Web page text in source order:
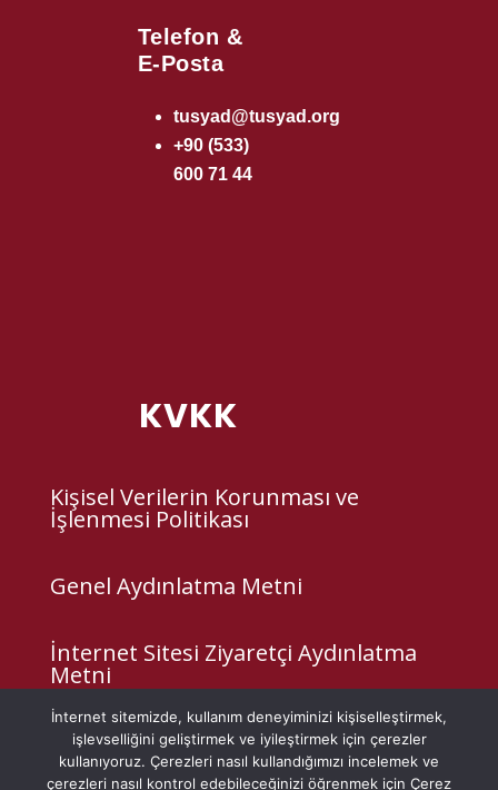
Telefon &
E-Posta
tusyad@tusyad.org
+90 (533)
600 71 44
KVKK
Kişisel Verilerin Korunması ve
İşlenmesi Politikası
Genel Aydınlatma Metni
İnternet Sitesi Ziyaretçi Aydınlatma
Metni
Çerez Politikası
İnternet sitemizde, kullanım deneyiminizi kişiselleştirmek,
işlevselliğini geliştirmek ve iyileştirmek için çerezler
kullanıyoruz. Çerezleri nasıl kullandığımızı incelemek ve
çerezleri nasıl kontrol edebileceğinizi öğrenmek için Çerez